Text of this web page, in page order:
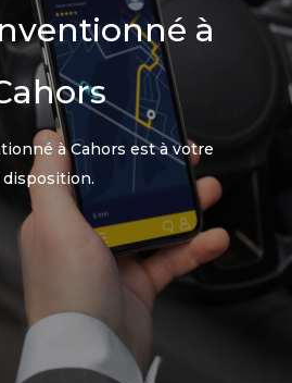
à
à Cahors est à votre
disposition.